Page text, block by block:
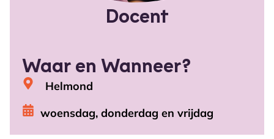
Docent
Waar en Wanneer?
Helmond
woensdag, donderdag en vrijdag